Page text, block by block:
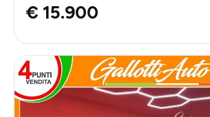
€ 15.900